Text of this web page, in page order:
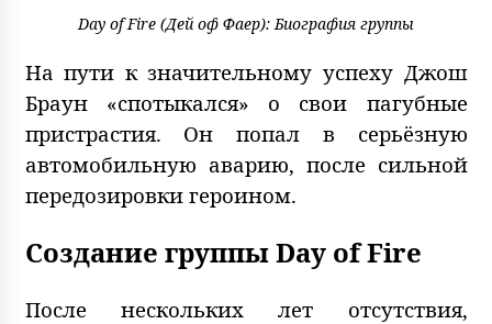
Day of Fire (Дей оф Фаер): Биография группы
На пути к значительному успеху Джош
Браун «спотыкался» о свои пагубные
пристрастия. Он попал в серьёзную
автомобильную аварию, после сильной
передозировки героином.
Создание группы Day of Fire
После нескольких лет отсутствия,